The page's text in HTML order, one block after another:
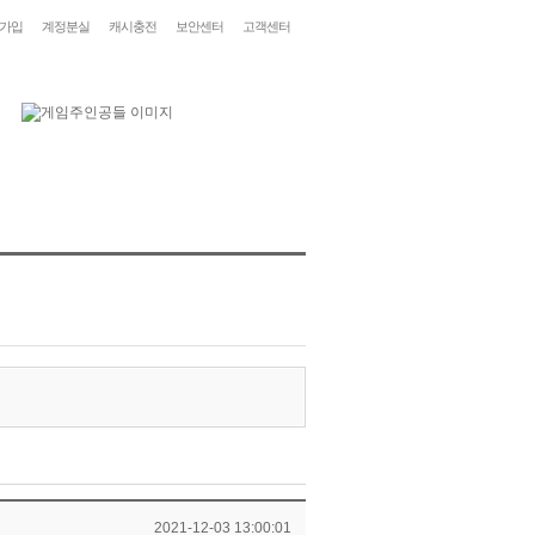
입 계정분실 캐시충전 보안센터 고객센터
2021-12-03 13:00:01